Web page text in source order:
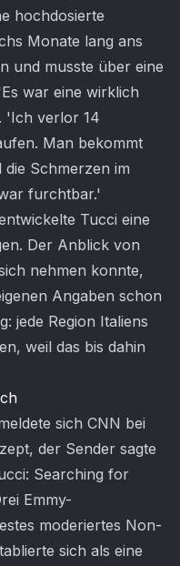
hochdosierte
Monate lang ans
und musste über eine
war eine wirklich
'Ich verlor 14
Man bekommt
Schmerzen im
furchtbar.'
Tucci eine
Der Anblick von
nehmen konnte,
Angaben schon
jede Region Italiens
weil das bis dahin
sich CNN bei
der Sender sagte
Searching for
Emmy-
moderiertes Non-
sich als eine